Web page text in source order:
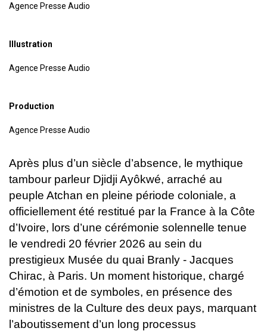
Agence Presse Audio
Illustration
Agence Presse Audio
Production
Agence Presse Audio
Après plus d’un siècle d’absence, le mythique
tambour parleur Djidji Ayôkwé, arraché au
peuple Atchan en pleine période coloniale, a
officiellement été restitué par la France à la Côte
d’Ivoire, lors d’une cérémonie solennelle tenue
le vendredi 20 février 2026 au sein du
prestigieux Musée du quai Branly - Jacques
Chirac, à Paris. Un moment historique, chargé
d’émotion et de symboles, en présence des
ministres de la Culture des deux pays, marquant
l’aboutissement d’un long processus